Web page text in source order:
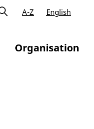
A-Z English
Organisation